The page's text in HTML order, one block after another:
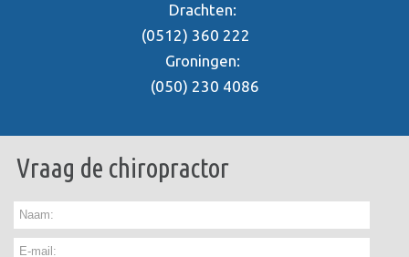
Drachten:
(0512) 360 222
Groningen:
(050) 230 4086
Vraag de chiropractor